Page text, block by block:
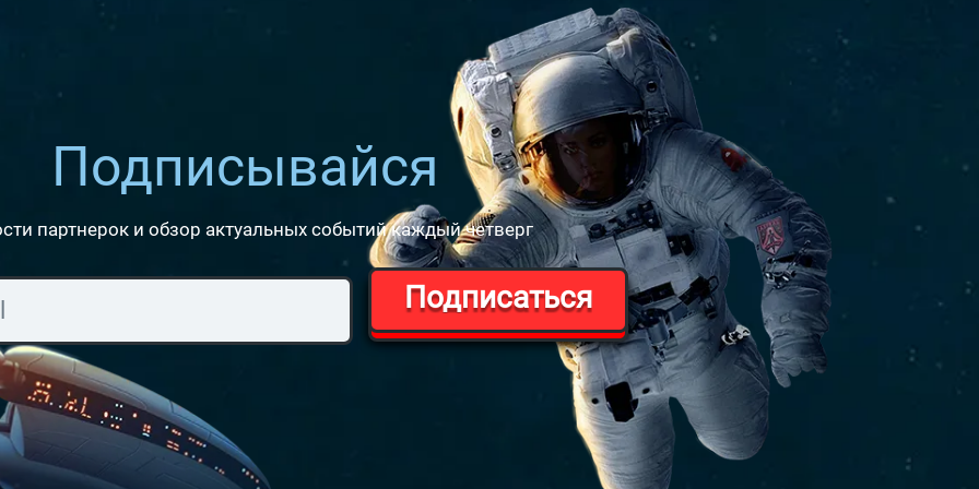
Подписывайся
партнерок и обзор актуальных событий каждый четверг
Подписаться